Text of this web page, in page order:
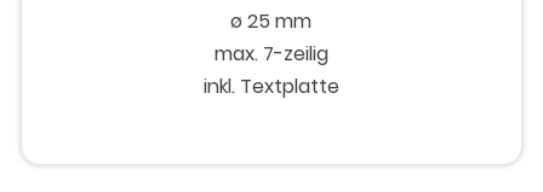
ø 25 mm
max. 7-zeilig
inkl. Textplatte